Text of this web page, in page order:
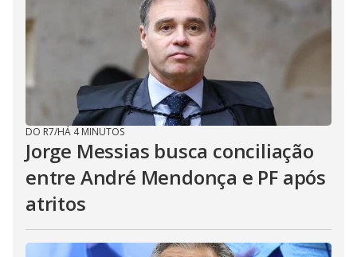
DO R7/HÁ 4 MINUTOS
Jorge Messias busca conciliação
entre André Mendonça e PF após
atritos